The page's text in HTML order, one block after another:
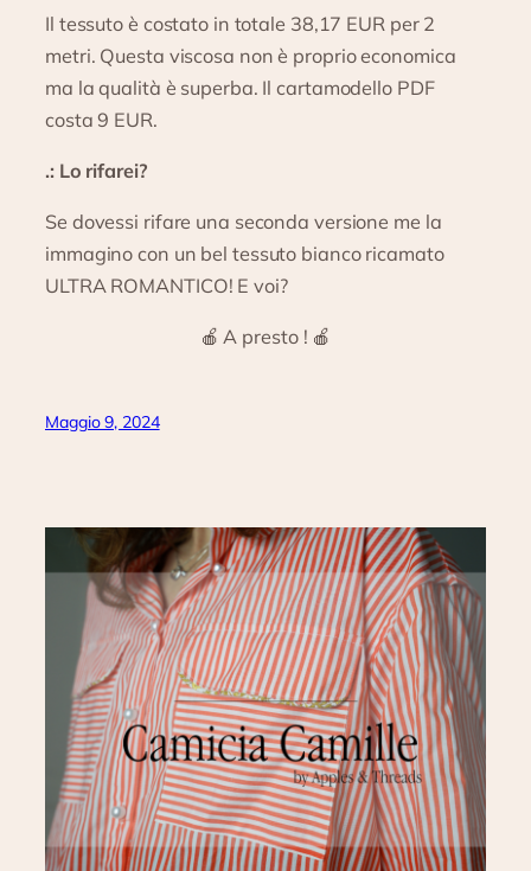
Il tessuto è costato in totale 38,17 EUR per 2
metri. Questa viscosa non è proprio economica
ma la qualità è superba. Il cartamodello PDF
costa 9 EUR.
.: Lo rifarei?
Se dovessi rifare una seconda versione me la
immagino con un bel tessuto bianco ricamato
ULTRA ROMANTICO! E voi?
🍎 A presto ! 🍎
Maggio 9, 2024